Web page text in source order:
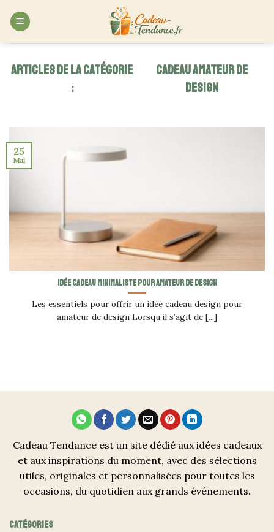
CADEAU AMATEUR DE
DESIGN
Idée cadeau minimaliste pour amateur de design
Les essentiels pour offrir un idée cadeau design pour
amateur de design Lorsqu’il s’agit de [...]
25
Mai
Cadeau Tendance est un site dédié aux idées cadeaux
et aux inspirations du moment, avec des sélections
utiles, originales et personnalisées pour toutes les
occasions, du quotidien aux grands événements.
CATÉGORIES